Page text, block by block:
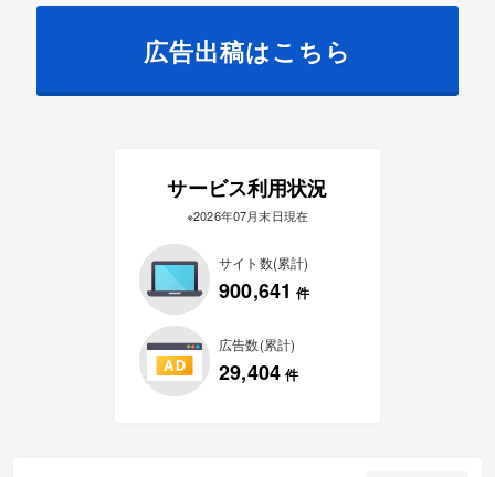
広告出稿はこちら
サービス利用状況
※2026年07月末日現在
サイト数(累計)
900,641 件
広告数(累計)
29,404 件